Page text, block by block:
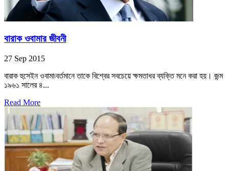
বারাক ওবামার জীবনী
27 Sep 2015
বারাক হুসেইন ওবামা৷বর্তমানে তাকে বিশ্বের সবচেয়ে ক্ষমতাধর ব্যক্তি মনে করা হয়। জন্ম
১৯৬১ সালের ৪...
Read More